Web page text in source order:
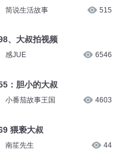
简说生活故事 515
、大叔拍视频
感JUE 6546
：胆小的大叔
小番茄故事王国 4603
猥亵大叔
南笙先生 44